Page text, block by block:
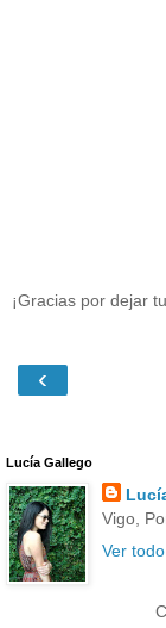
¡Gracias por dejar
‹
Lucía Gallego
Vigo,
Ver